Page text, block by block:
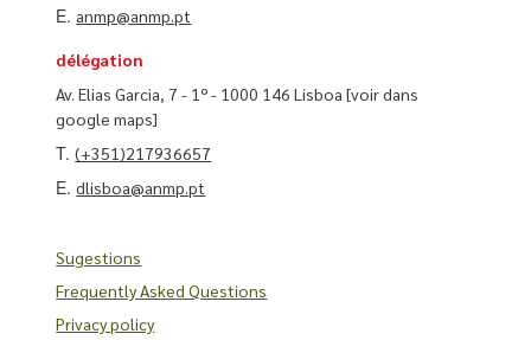
E. anmp@anmp.pt
délégation
Av. Elias Garcia, 7 - 1º - 1000 146 Lisboa[voir dans
google maps]
T.(+351)217936657
E.dlisboa@anmp.pt
Sugestions
Frequently Asked Questions
Privacy policy